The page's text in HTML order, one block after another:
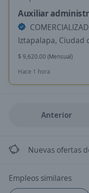
Auxiliar
Iztapalapa, Ciudad
$ 9,620.00 (Mensual)
Hace 1 hora
Anterior
Nuevas ofertas
Empleos similares